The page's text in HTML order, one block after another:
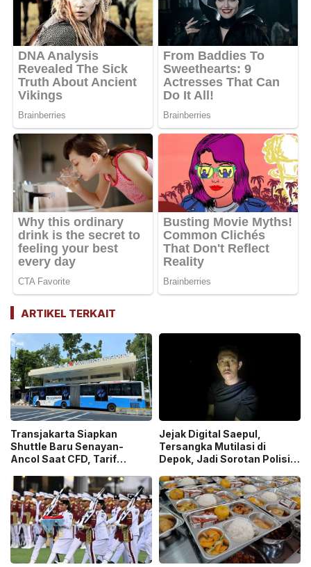
ARTIKEL TERKAIT
Transjakarta Siapkan
Shuttle Baru Senayan-
Ancol Saat CFD, Tarif
Jejak Digital Saepul,
Tersangka Mutilasi di
Depok, Jadi Sorotan Polisi